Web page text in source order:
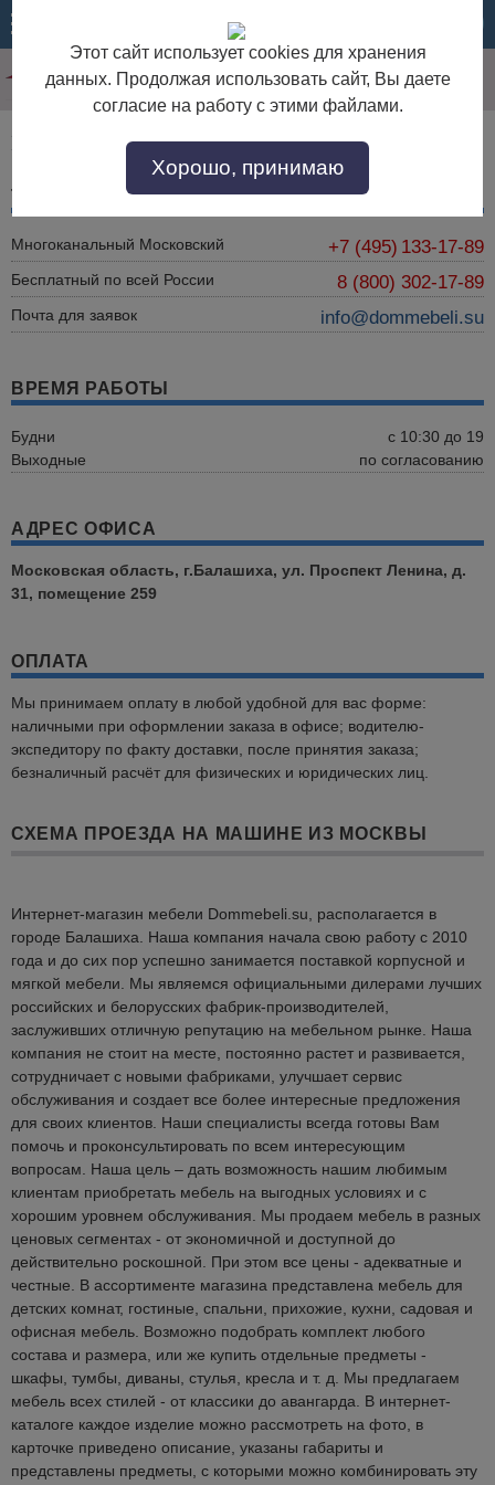
Контактная информация и реквизиты
ТЕЛЕФОНЫ И E-MAIL
Многоканальный Московский +7 (495) 133-17-89
Бесплатный по всей России 8 (800) 302-17-89
Почта для заявок info@dommebeli.su
ВРЕМЯ РАБОТЫ
Будни
с 10:30 до 19
Выходные
по согласованию
АДРЕС ОФИСА
Московская область, г.Балашиха, ул. Проспект Ленина, д.
31, помещение 259
ОПЛАТА
Мы принимаем оплату в любой удобной для вас форме:
наличными при оформлении заказа в офисе; водителю-
экспедитору по факту доставки, после принятия заказа;
безналичный расчёт для физических и юридических лиц.
СХЕМА ПРОЕЗДА НА МАШИНЕ ИЗ МОСКВЫ
Интернет-магазин мебели Dommebeli.su, располагается в
городе Балашиха. Наша компания начала свою работу с 2010
года и до сих пор успешно занимается поставкой корпусной и
мягкой мебели. Мы являемся официальными дилерами лучших
российских и белорусских фабрик-производителей,
заслуживших отличную репутацию на мебельном рынке. Наша
компания не стоит на месте, постоянно растет и развивается,
сотрудничает с новыми фабриками, улучшает сервис
обслуживания и создает все более интересные предложения
для своих клиентов. Наши специалисты всегда готовы Вам
помочь и проконсультировать по всем интересующим
вопросам. Наша цель – дать возможность нашим любимым
клиентам приобретать мебель на выгодных условиях и с
хорошим уровнем обслуживания. Мы продаем мебель в разных
ценовых сегментах - от экономичной и доступной до
действительно роскошной. При этом все цены - адекватные и
честные. В ассортименте магазина представлена мебель для
детских комнат, гостиные, спальни, прихожие, кухни, садовая и
офисная мебель. Возможно подобрать комплект любого
состава и размера, или же купить отдельные предметы -
шкафы, тумбы, диваны, стулья, кресла и т. д. Мы предлагаем
мебель всех стилей - от классики до авангарда. В интернет-
каталоге каждое изделие можно рассмотреть на фото, в
карточке приведено описание, указаны габариты и
представлены предметы, с которыми можно комбинировать эту
Этот сайт использует cookies для хранения
данных. Продолжая использовать сайт, Вы даете
согласие на работу с этими файлами.
Хорошо, принимаю